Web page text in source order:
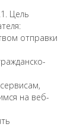
Цель
отправки
на веб-